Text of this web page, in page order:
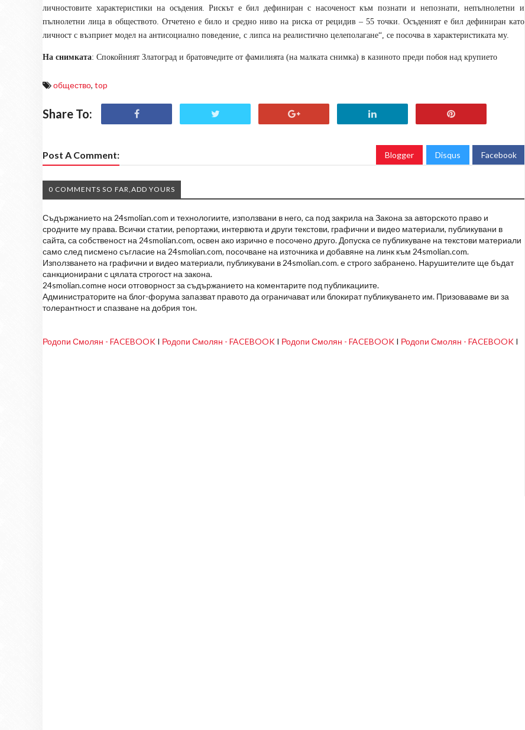
личностовите характеристики на осъдения. Рискът е бил дефиниран с насоченост към познати и непознати, непълнолетни и
пълнолетни лица в обществото. Отчетено е било и средно ниво на риска от рецидив – 55 точки. Осъденият е бил дефиниран като
личност с възприет модел на антисоциално поведение, с липса на реалистично целеполагане“, се посочва в характеристиката му.
На снимката: Спокойният Златоград и братовчедите от фамилията (на малката снимка) в казиното преди побоя над крупието
общество, top
Share To:
Post A Comment: Blogger Disqus Facebook
0 COMMENTS SO FAR,ADD YOURS
Съдържанието на 24smolian.com и технологиите, използвани в него, са под закрила на Закона за авторското право и
сродните му права. Всички статии, репортажи, интервюта и други текстови, графични и видео материали, публикувани в
сайта, са собственост на 24smolian.com, освен ако изрично е посочено друго. Допуска се публикуване на текстови материали
само след писмено съгласие на 24smolian.com, посочване на източника и добавяне на линк към 24smolian.com.
Използването на графични и видео материали, публикувани в 24smolian.com. е строго забранено. Нарушителите ще бъдат
санкционирани с цялата строгост на закона.
24smolian.comне носи отговорност за съдържанието на коментарите под публикациите.
Администраторите на блог-форума запазват правото да ограничават или блокират публикуването им. Призоваваме ви за
толерантност и спазване на добрия тон.
Родопи Смолян - FACEBOOK I Родопи Смолян - FACEBOOK I Родопи Смолян - FACEBOOK I Родопи Смолян - FACEBOOK I